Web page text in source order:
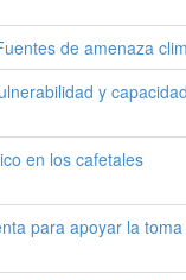
de amenaza
y
en los cafetales
para apoyar la